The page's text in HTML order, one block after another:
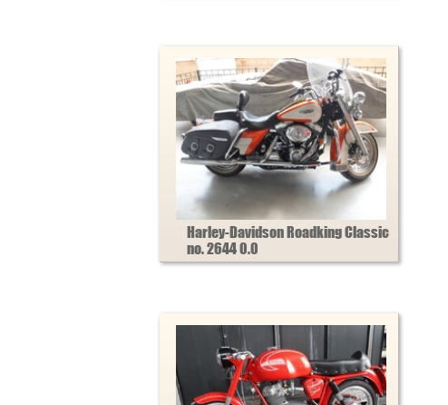
Harley-Davidson Roadking Classic
no. 2644 0.0